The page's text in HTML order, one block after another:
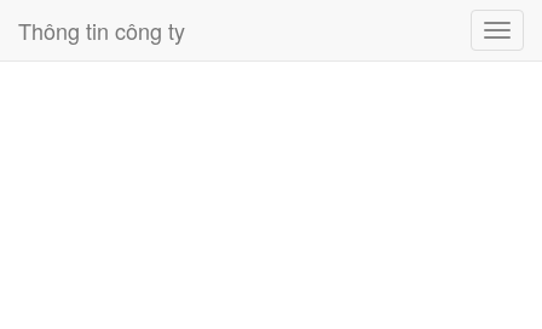
Thông tin công ty